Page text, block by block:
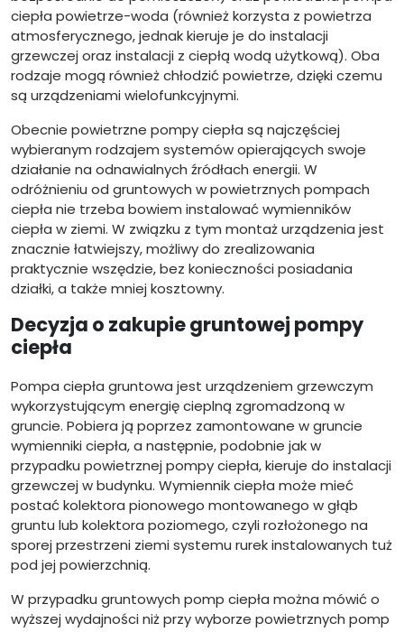
ciepła powietrze-woda (również korzysta z powietrza
atmosferycznego, jednak kieruje je do instalacji
grzewczej oraz instalacji z ciepłą wodą użytkową). Oba
rodzaje mogą również chłodzić powietrze, dzięki czemu
są urządzeniami wielofunkcyjnymi.
Obecnie powietrzne pompy ciepła są najczęściej
wybieranym rodzajem systemów opierających swoje
działanie na odnawialnych źródłach energii. W
odróżnieniu od gruntowych w powietrznych pompach
ciepła nie trzeba bowiem instalować wymienników
ciepła w ziemi. W związku z tym montaż urządzenia jest
znacznie łatwiejszy, możliwy do zrealizowania
praktycznie wszędzie, bez konieczności posiadania
działki, a także mniej kosztowny.
Decyzja o zakupie gruntowej pompy
ciepła
Pompa ciepła gruntowa jest urządzeniem grzewczym
wykorzystującym energię cieplną zgromadzoną w
gruncie. Pobiera ją poprzez zamontowane w gruncie
wymienniki ciepła, a następnie, podobnie jak w
przypadku powietrznej pompy ciepła, kieruje do instalacji
grzewczej w budynku. Wymiennik ciepła może mieć
postać kolektora pionowego montowanego w głąb
gruntu lub kolektora poziomego, czyli rozłożonego na
sporej przestrzeni ziemi systemu rurek instalowanych tuż
pod jej powierzchnią.
W przypadku gruntowych pomp ciepła można mówić o
wyższej wydajności niż przy wyborze powietrznych pomp